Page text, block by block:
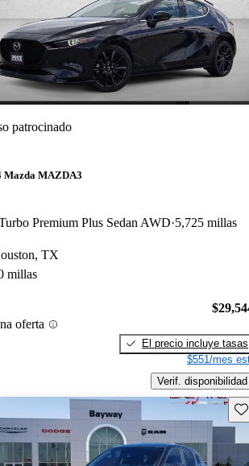
patrocinado
Mazda MAZDA3
Premium Plus Sedan AWD 5,725 millas
TX
millas
oferta
El precio incluye tasas
$551/mes
Verif. disponibilidad
Aviso